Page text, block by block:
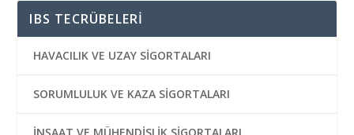
IBS TECRÜBELERİ
HAVACILIK VE UZAY SİGORTALARI
SORUMLULUK VE KAZA SİGORTALARI